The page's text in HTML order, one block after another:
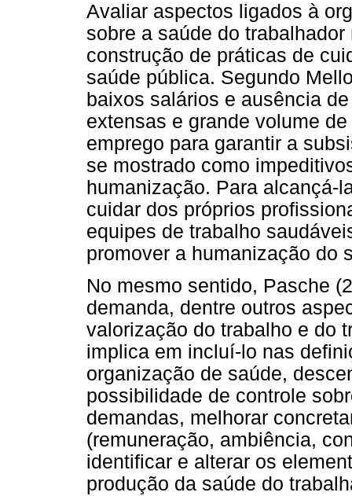
Avaliar aspectos ligados à
sobre a saúde do
construção de práticas de
saúde pública. Segundo
baixos salários e ausência
extensas e grande volume
emprego para garantir a
se mostrado como
humanização. Para alcançá-
cuidar dos próprios
equipes de trabalho
promover a humanização do
No mesmo sentido, Pasche
demanda, dentre outros
valorização do trabalho e do
implica em incluí-lo nas
organização de saúde,
possibilidade de controle
demandas, melhorar
(remuneração, ambiência,
identificar e alterar os
produção da saúde do